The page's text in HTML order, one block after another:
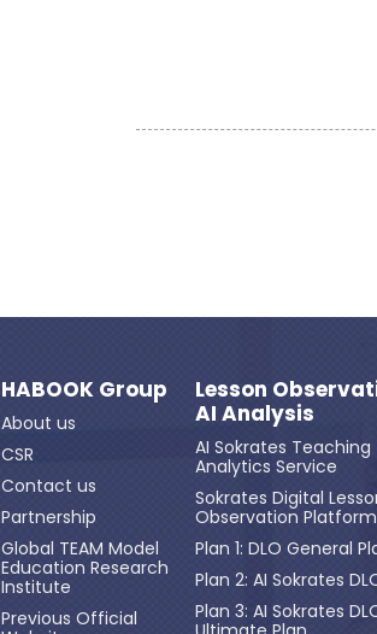
HABOOK Group
About us
CSR
Contact us
Partnership
Global TEAM Model
Education Research
Institute
Previous Official
Lesson
AI Analysis
AI Sokrates Teaching
Analytics Service
Sokrates Digital
Observation Platform
Plan 1: DLO General
Plan 2: AI Sokrates
Plan 3: AI Sokrates